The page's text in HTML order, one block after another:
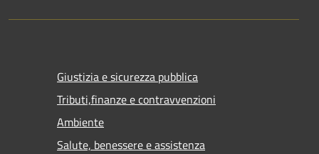
Giustizia e sicurezza pubblica
Tributi,finanze e contravvenzioni
Ambiente
Salute, benessere e assistenza